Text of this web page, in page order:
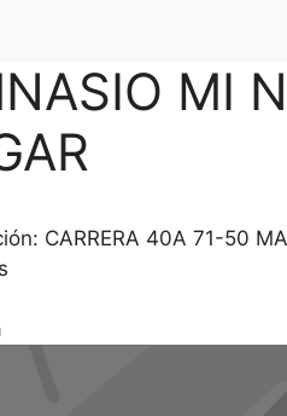
MI
CARRERA 40A 71-50